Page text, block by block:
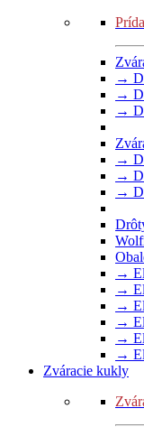
→
→
→
→
→
→
→
→
→
→
→
→
Zváracie kukly